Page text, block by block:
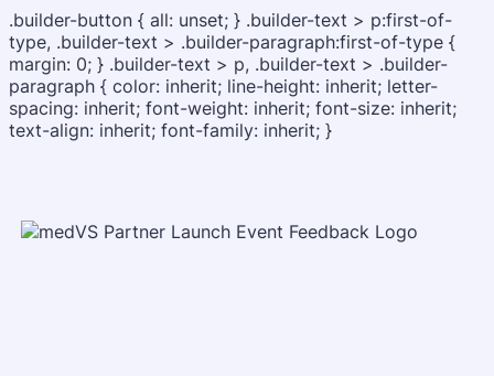
.builder-button { all: unset; } .builder-text > p:first-of-
type, .builder-text > .builder-paragraph:first-of-type {
margin: 0; } .builder-text > p, .builder-text > .builder-
paragraph { color: inherit; line-height: inherit; letter-
spacing: inherit; font-weight: inherit; font-size: inherit;
text-align: inherit; font-family: inherit; }